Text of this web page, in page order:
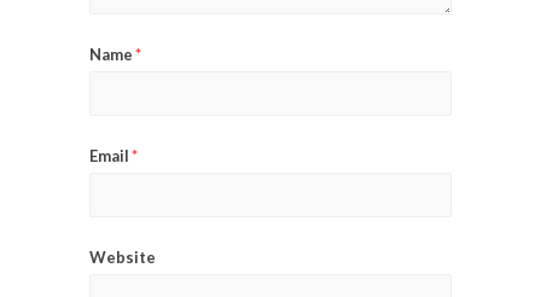
Name*
Email*
Website